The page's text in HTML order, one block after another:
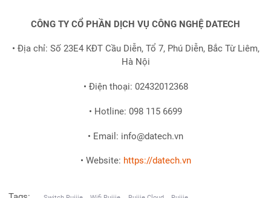
CÔNG TY CỔ PHẦN DỊCH VỤ CÔNG NGHỆ DATECH
• Địa chỉ: Số 23E4 KĐT Cầu Diễn, Tổ 7, Phú Diễn, Bắc Từ Liêm,
Hà Nội
• Điện thoại: 02432012368
• Hotline: 098 115 6699
• Email: info@datech.vn
• Website: https://datech.vn